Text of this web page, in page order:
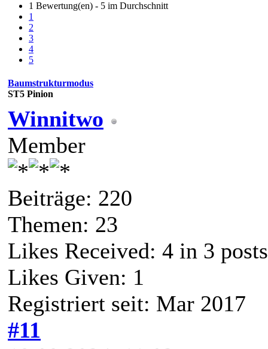
1 Bewertung(en) - 5 im Durchschnitt
1
2
3
4
5
Baumstrukturmodus
ST5 Pinion
Winnitwo
Member
Beiträge: 220
Themen: 23
Likes Received: 4 in 3 posts
Likes Given: 1
Registriert seit: Mar 2017
#11